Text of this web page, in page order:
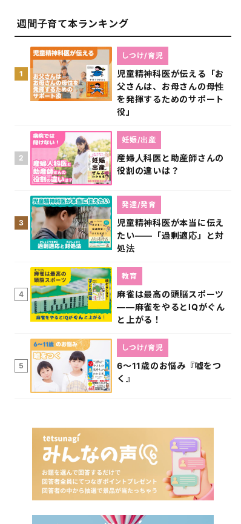
週間子育て本ランキング
1
児童精神科医が伝える「お
父さんは、お母さんの母性
を発揮するためのサポート
役」
しつけ/育児
2
産婦人科医と助産師さんの
役割の違いは？
妊娠/出産
3
児童精神科医が本当に伝え
たい――「過剰適応」と対
処法
発達/発育
4
麻雀は最高の頭脳スポーツ
――麻雀をやるとIQがぐん
と上がる！
教育
5
6～11歳のお悩み『嘘をつ
く』
しつけ/育児